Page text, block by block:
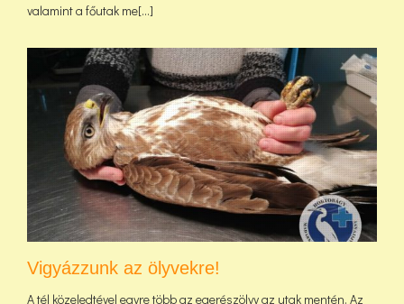
valamint a főutak me[...]
Vigyázzunk az ölyvekre!
A tél közeledtével egyre több az egerészölyv az utak mentén. Az